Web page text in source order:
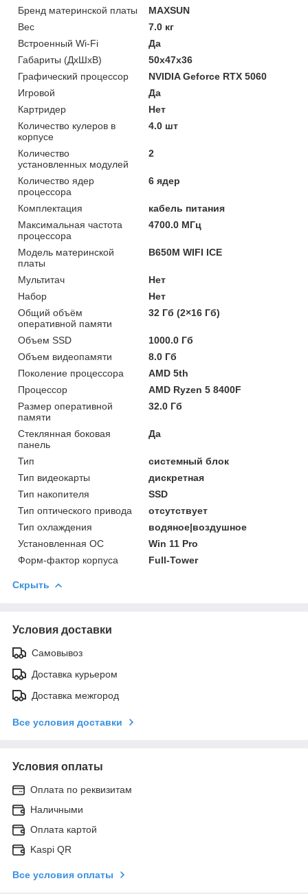
Бренд материнской платы
MAXSUN
Вес
7.0 кг
Встроенный Wi-Fi
Да
Габариты (ДхШхВ)
50x47x36
Графический процессор
NVIDIA Geforce RTX 5060
Игровой
Да
Картридер
Нет
Количество кулеров в
корпусе
4.0 шт
Количество
установленных модулей
2
Количество ядер
процессора
6 ядер
Комплектация
кабель питания
Максимальная частота
процессора
4700.0 МГц
Модель материнской
платы
B650M WIFI ICE
Мультитач
Нет
Набор
Нет
Общий объём
оперативной памяти
32 Гб (2×16 Гб)
Объем SSD
1000.0 Гб
Объем видеопамяти
8.0 Гб
Поколение процессора
AMD 5th
Процессор
AMD Ryzen 5 8400F
Размер оперативной
памяти
32.0 Гб
Стеклянная боковая
панель
Да
Тип
системный блок
Тип видеокарты
дискретная
Тип накопителя
SSD
Тип оптического привода
отсутствует
Тип охлаждения
водяное|воздушное
Установленная ОС
Win 11 Pro
Форм-фактор корпуса
Full-Tower
Скрыть
Условия доставки
Самовывоз
Доставка курьером
Доставка межгород
Все условия доставки
Условия оплаты
Оплата по реквизитам
Наличными
Оплата картой
Kaspi QR
Все условия оплаты